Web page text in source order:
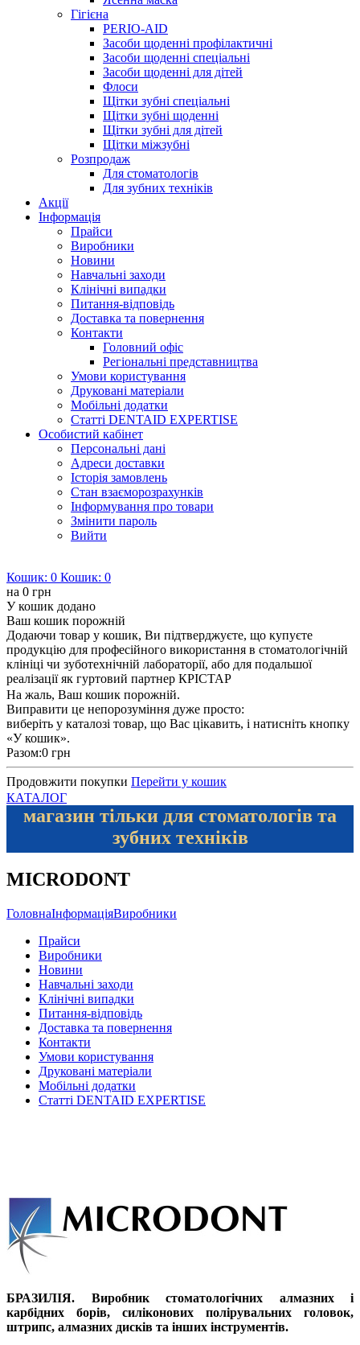
Гігієна
PERIO-AID
Засоби щоденні профілактичні
Засоби щоденні спеціальні
Засоби щоденні для дітей
Флоси
Щітки зубні спеціальні
Щітки зубні щоденні
Щітки зубні для дітей
Щітки міжзубні
Розпродаж
Для стоматологів
Для зубних техніків
Акції
Інформація
Прайси
Виробники
Новини
Навчальні заходи
Клінічні випадки
Питання-відповідь
Доставка та повернення
Контакти
Головний офіс
Регіональні представництва
Умови користування
Друковані матеріали
Мобільні додатки
Статті DENTAID EXPERTISE
Особистий кабінет
Персональні дані
Адреси доставки
Історія замовлень
Стан взаєморозрахунків
Інформування про товари
Змінити пароль
Вийти
Кошик: 0 Кошик: 0
на 0 грн
У кошик додано
Ваш кошик порожній
Додаючи товар у кошик, Ви підтверджуєте, що купуєте
продукцію для професійного використання в стоматологічній
клініці чи зуботехнічній лабораторії, або для подальшої
реалізації як гуртовий партнер КРІСТАР
На жаль, Ваш кошик порожній.
Виправити це непорозуміння дуже просто:
виберіть у каталозі товар, що Вас цікавить, і натисніть кнопку
«У кошик».
Разом:0 грн
Продовжити покупки Перейти у кошик
КАТАЛОГ
магазин тільки для стоматологів та
зубних техніків
MICRODONT
ГоловнаІнформаціяВиробники
Прайси
Виробники
Новини
Навчальні заходи
Клінічні випадки
Питання-відповідь
Доставка та повернення
Контакти
Умови користування
Друковані матеріали
Мобільні додатки
Статті DENTAID EXPERTISE
БРАЗИЛІЯ. Виробник стоматологічних алмазних і
карбідних борів, силіконових полірувальних головок,
штрипс, алмазних дисків та інших інструментів.